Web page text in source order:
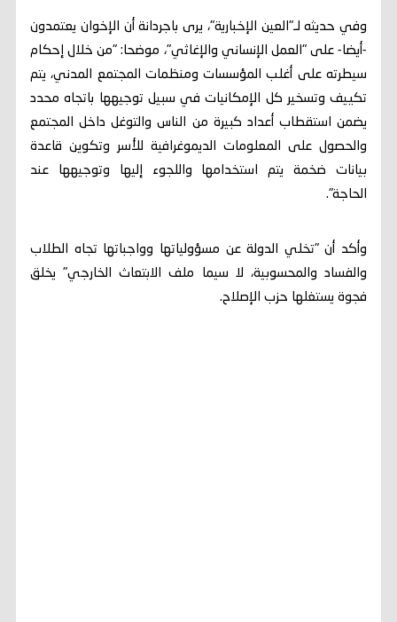
وفي حديثه لـ"العين الإخبارية"، يرى باجردانة أن الإخوان يعتمدون
-أيضا- على "العمل الإنساني والإغاثي"، موضحا: "من خلال إحكام
سيطرته على أغلب المؤسسات ومنظمات المجتمع المدني، يتم
تكييف وتسخير كل الإمكانيات في سبيل توجيهها باتجاه محدد
يضمن استقطاب أعداد كبيرة من الناس والتوغل داخل المجتمع
والحصول على المعلومات الديموغرافية للأسر وتكوين قاعدة
بيانات ضخمة يتم استخدامها واللجوء إليها وتوجيهها عند
الحاجة".
وأكد أن "تخلي الدولة عن مسؤولياتها وواجباتها تجاه الطلاب
والفساد والمحسوبية، لا سيما ملف الابتعاث الخارجي" يخلق
فجوة يستغلها حزب الإصلاح.